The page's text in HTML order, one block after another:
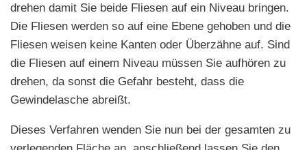
drehen damit Sie beide Fliesen auf ein Niveau bringen.
Die Fliesen werden so auf eine Ebene gehoben und die
Fliesen weisen keine Kanten oder Überzähne auf. Sind
die Fliesen auf einem Niveau müssen Sie aufhören zu
drehen, da sonst die Gefahr besteht, dass die
Gewindelasche abreißt.
Dieses Verfahren wenden Sie nun bei der gesamten zu